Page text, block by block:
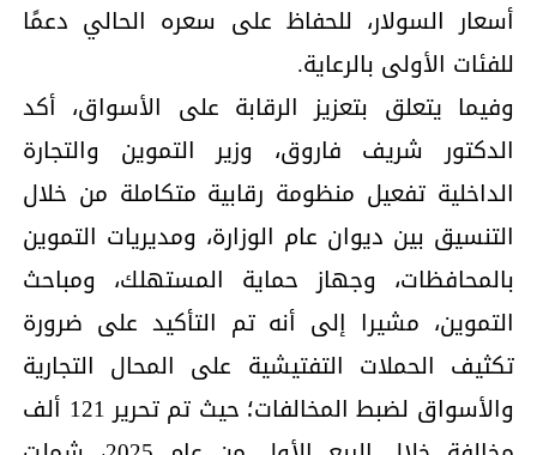
أسعار السولار، للحفاظ على سعره الحالي دعمًا
للفئات الأولى بالرعاية.
وفيما يتعلق بتعزيز الرقابة على الأسواق، أكد
الدكتور شريف فاروق، وزير التموين والتجارة
الداخلية تفعيل منظومة رقابية متكاملة من خلال
التنسيق بين ديوان عام الوزارة، ومديريات التموين
بالمحافظات، وجهاز حماية المستهلك، ومباحث
التموين، مشيرا إلى أنه تم التأكيد على ضرورة
تكثيف الحملات التفتيشية على المحال التجارية
والأسواق لضبط المخالفات؛ حيث تم تحرير 121 ألف